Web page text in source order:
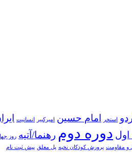
استخر امام حسین امیرکبیر انسانیت
اول دوره دوم رهنما/آتیه روز
و مقاومت پرورش کودکان نخبه پل معلق پیش ثبت نام